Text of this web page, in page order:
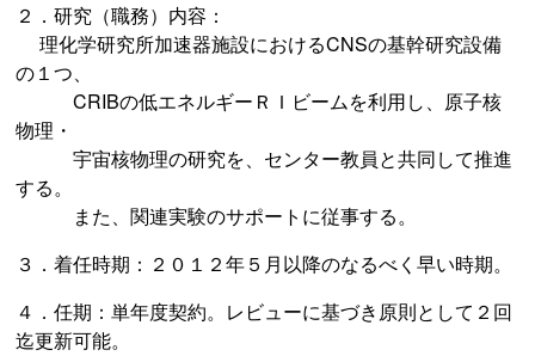
２．研究（職務）内容：
理化学研究所加速器施設におけるCNSの基幹研究設備
の１つ、
CRIBの低エネルギーＲＩビームを利用し、原子核
物理・
宇宙核物理の研究を、センター教員と共同して推進
する。
また、関連実験のサポートに従事する。
３．着任時期：２０１２年５月以降のなるべく早い時期。
４．任期：単年度契約。レビューに基づき原則として２回
迄更新可能。